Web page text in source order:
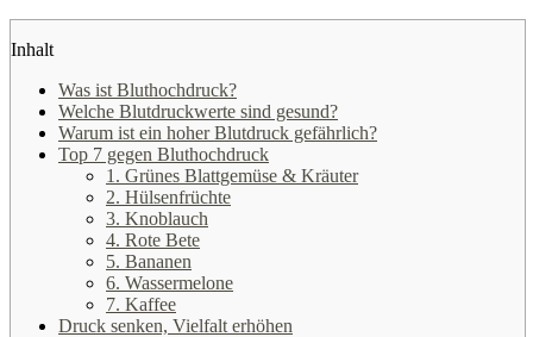
Inhalt
Was ist Bluthochdruck?
Welche Blutdruckwerte sind gesund?
Warum ist ein hoher Blutdruck gefährlich?
Top 7 gegen Bluthochdruck
1. Grünes Blattgemüse & Kräuter
2. Hülsenfrüchte
3. Knoblauch
4. Rote Bete
5. Bananen
6. Wassermelone
7. Kaffee
Druck senken, Vielfalt erhöhen